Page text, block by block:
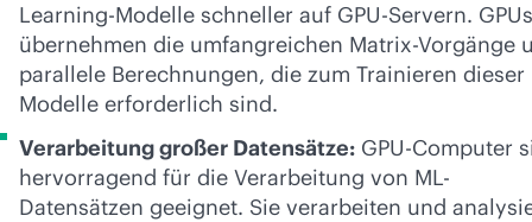
Learning-Modelle schneller auf GPU-Servern. GPUs
übernehmen die umfangreichen Matrix-Vorgänge
parallele Berechnungen, die zum Trainieren dieser
Modelle erforderlich sind.
Verarbeitung großer Datensätze: GPU-Computer
hervorragend für die Verarbeitung von ML-
Datensätzen geeignet. Sie verarbeiten und